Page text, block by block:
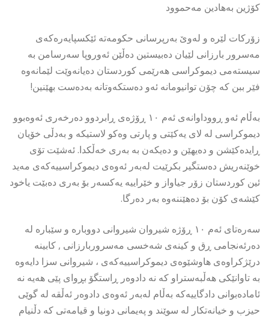
کۆژین بەهادین مەحموود
زۆرکات لێرە و لەوێ بەرپرسانی حکومەتە ئێکسپایەرەکەی
مەسرور بارزانی لێیان دەبیستین دەڵێن ئەوروپا سەرسامن بە
سیستەمی دیموکراسی هەرێمی کوردستان دەیانەوێت لێمانەوە
فێر ببن کە چۆن توانیومانە ئەو دەستکەوتانە بەدەست بهێنین!
بەڵام ئەو ڕووداوانەی ئەم ١٠ ڕۆژەی ڕابردوو دەرخەری ئەوەبوو
دیموکراسی لە لای یەکێتی و پارتی وەکو لاستیکە و بەدڵی خۆیان
ڕایدەکێشن و دەیهێن و دەیکەن بە بەری خەڵکدا. ئەشێت تۆی
خوێنەریش دەستگیر بکرێیت لەبەر ئەوەی دیموکراسییەکەی مەید
ئین کوردستان زۆر جیاواز و خێراییە یەکسەر بۆ بەری دەبێت یاخود
کێشەی کۆن بۆ دەهێننەوە بەر دەرگا.
سەرەتای ئەم ١٠ ڕۆژە شیروان شیروانی دووبارە و سێبارە لە
دەرئەنجامی ڕق و کینەی شەخسی مەسروربارزانی , کابینە
درێژکراوەی هاوشێوەی دیموکراسییەکەی ، شیروانی سزا دایەوە
بە تاوانێکی هەڵبەستراو کە نە دادوەر ڕاستگۆ بڕوای پێی هەیە نە
ئامادەبوانی دادگاییەکە بەڵام لەبەر ئەوەی دادوەر ئەڵقە لە گوێی
حیزب و خیانەتکار لە سوێند و پەیمانی دونیا و قیامەتی کە دڵنیام